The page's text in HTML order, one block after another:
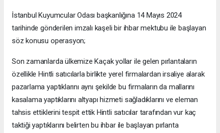
İstanbul Kuyumcular Odası başkanlığına 14 Mayıs 2024
tarihinde gönderilen imzalı kaşeli bir ihbar mektubu ile başlayan
söz konusu operasyon;
Son zamanlarda ülkemize Kaçak yollar ile gelen pırlantaların
özellikle Hintli satıcılarla birlikte yerel firmalardan irsaliye alarak
pazarlama yaptıklarını aynı şekilde bu firmaların da mallarını
kasalama yaptıklarını altyapı hizmeti sağladıklarını ve eleman
tahsis ettiklerini tespit ettik Hintli satıcılar tarafından vur kaç
taktiği yaptıklarını belirten bu ihbar ile başlayan pırlanta